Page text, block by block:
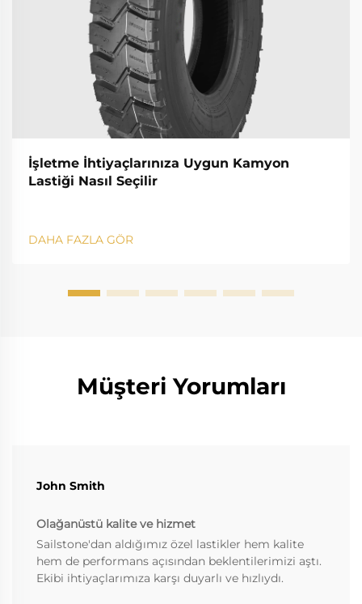
İşletme İhtiyaçlarınıza Uygun Kamyon
Lastiği Nasıl Seçilir
DAHA FAZLA GÖR
Müşteri Yorumları
John Smith
Olağanüstü kalite ve hizmet
Sailstone'dan aldığımız özel lastikler hem kalite
hem de performans açısından beklentilerimizi aştı.
Ekibi ihtiyaçlarımıza karşı duyarlı ve hızlıydı.